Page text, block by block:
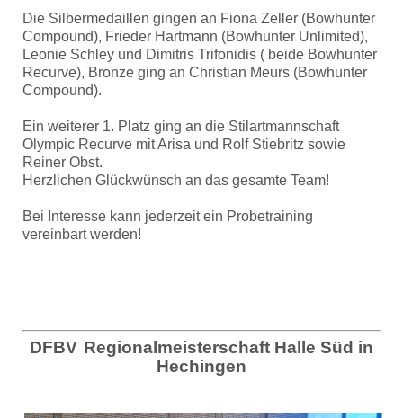
Die Silbermedaillen gingen an Fiona Zeller (Bowhunter
Compound), Frieder Hartmann (Bowhunter Unlimited),
Leonie Schley und Dimitris Trifonidis ( beide Bowhunter
Recurve), Bronze ging an Christian Meurs (Bowhunter
Compound).
Ein weiterer 1. Platz ging an die Stilartmannschaft
Olympic Recurve mit Arisa und Rolf Stiebritz sowie
Reiner Obst.
Herzlichen Glückwünsch an das gesamte Team!
Bei Interesse kann jederzeit ein Probetraining
vereinbart werden!
DFBV Regionalmeisterschaft Halle Süd in
Hechingen